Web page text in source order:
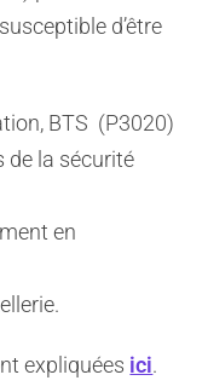
d’être
BTS (P3020)
de la sécurité
en
expliquées ici.